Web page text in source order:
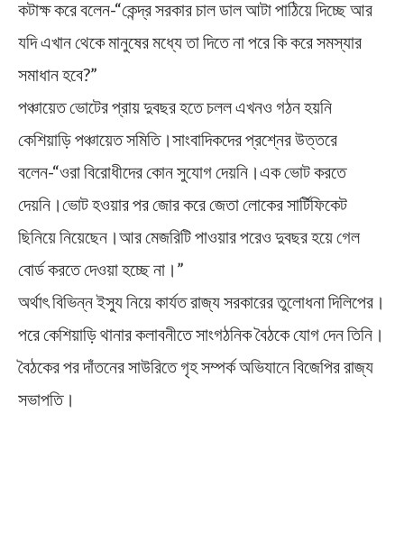
কটাক্ষ করে বলেন-“কেন্দ্র সরকার চাল ডাল আটা পাঠিয়ে দিচ্ছে আর
যদি এখান থেকে মানুষের মধ্যে তা দিতে না পরে কি করে সমস্যার
সমাধান হবে?”
পঞ্চায়েত ভোটের প্রায় দুবছর হতে চলল এখনও গঠন হয়নি
কেশিয়াড়ি পঞ্চায়েত সমিতি।সাংবাদিকদের প্রশ্নের উত্তরে
বলেন-“ওরা বিরোধীদের কোন সুযোগ দেয়নি।এক ভোট করতে
দেয়নি।ভোট হওয়ার পর জোর করে জেতা লোকের সার্টিফিকেট
ছিনিয়ে নিয়েছেন।আর মেজরিটি পাওয়ার পরেও দুবছর হয়ে গেল
বোর্ড করতে দেওয়া হচ্ছে না।”
অর্থাৎ বিভিন্ন ইস্যু নিয়ে কার্যত রাজ্য সরকারের তুলোধনা দিলিপের।
পরে কেশিয়াড়ি থানার কলাবনীতে সাংগঠনিক বৈঠকে যোগ দেন তিনি।
বৈঠকের পর দাঁতনের সাউরিতে গৃহ সম্পর্ক অভিযানে বিজেপির রাজ্য
সভাপতি।